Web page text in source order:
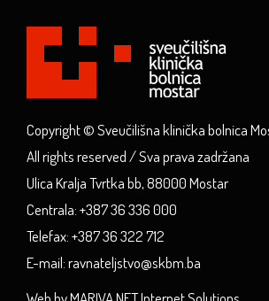
Copyright © Sveučilišna klinička bolnica
All rights reserved / Sva prava zadržana
Ulica Kralja Tvrtka bb, 88000 Mostar
Centrala: +387 36 336 000
Telefax: +387 36 322 712
E-mail: ravnateljstvo@skbm.ba